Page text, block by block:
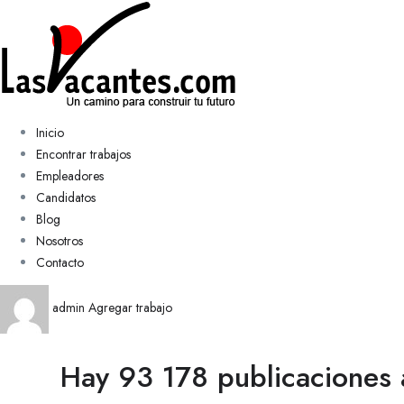
Inicio
Encontrar trabajos
Empleadores
Candidatos
Blog
Nosotros
Contacto
admin Agregar trabajo
Hay 93 178 publicaciones